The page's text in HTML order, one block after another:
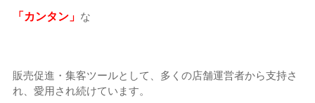
「カンタン」 な
販売促進・集客ツールとして、多くの店舗運営者から支持さ
れ、愛用され続けています。